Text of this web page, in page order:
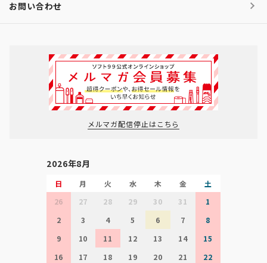
お問い合わせ
メルマガ配信停止はこちら
2026年8月
日 月 火 水 木 金
土
26
27 28 29 30 31
1
2
3 4 5 6 7
8
9
10 11 12 13 14
15
16
17 18 19 20 21
22